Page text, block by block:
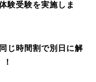
験受験を実施しま
じ時間割で別日に解